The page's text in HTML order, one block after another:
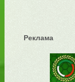
Реклама